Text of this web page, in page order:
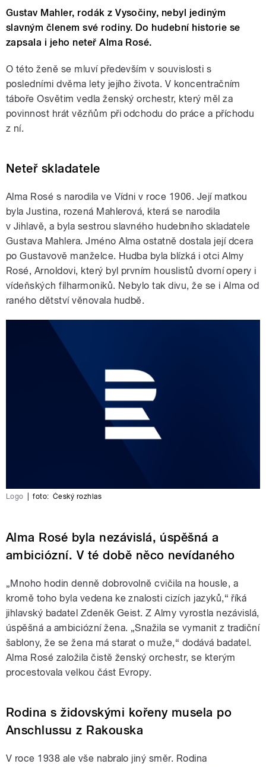
Gustav Mahler, rodák z Vysočiny, nebyl jediným
slavným členem své rodiny. Do hudební historie se
zapsala i jeho neteř Alma Rosé.
O této ženě se mluví především v souvislosti s
posledními dvěma lety jejího života. V koncentračním
táboře Osvětim vedla ženský orchestr, který měl za
povinnost hrát vězňům při odchodu do práce a příchodu
z ní.
Neteř skladatele
Alma Rosé s narodila ve Vídni v roce 1906. Její matkou
byla Justina, rozená Mahlerová, která se narodila
v Jihlavě, a byla sestrou slavného hudebního skladatele
Gustava Mahlera. Jméno Alma ostatně dostala její dcera
po Gustavově manželce. Hudba byla blízká i otci Almy
Rosé, Arnoldovi, který byl prvním houslistů dvorní opery i
vídeňských filharmoniků. Nebylo tak divu, že se i Alma od
raného dětství věnovala hudbě.
Logo foto: Český rozhlas
Alma Rosé byla nezávislá, úspěšná a
ambiciózní. V té době něco nevídaného
„Mnoho hodin denně dobrovolně cvičila na housle, a
kromě toho byla vedena ke znalosti cizích jazyků,“ říká
jihlavský badatel Zdeněk Geist. Z Almy vyrostla nezávislá,
úspěšná a ambiciózní žena. „Snažila se vymanit z tradiční
šablony, že se žena má starat o muže,“ dodává badatel.
Alma Rosé založila čistě ženský orchestr, se kterým
procestovala velkou část Evropy.
Rodina s židovskými kořeny musela po
Anschlussu z Rakouska
V roce 1938 ale vše nabralo jiný směr. Rodina